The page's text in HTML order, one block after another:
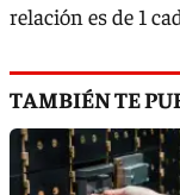
relación es de 1
TAMBIÉN TE